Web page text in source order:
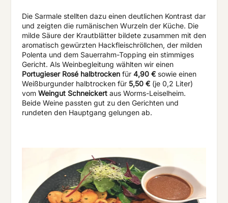
Die Sarmale stellten dazu einen deutlichen Kontrast dar
und zeigten die rumänischen Wurzeln der Küche. Die
milde Säure der Krautblätter bildete zusammen mit den
aromatisch gewürzten Hackfleischröllchen, der milden
Polenta und dem Sauerrahm-Topping ein stimmiges
Gericht. Als Weinbegleitung wählten wir einen
Portugieser Rosé halbtrocken für 4,90 € sowie einen
Weißburgunder halbtrocken für 5,50 € (je 0,2 Liter)
vom Weingut Schneickert aus Worms-Leiselheim.
Beide Weine passten gut zu den Gerichten und
rundeten den Hauptgang gelungen ab.